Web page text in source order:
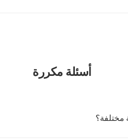
أسئلة مكررة